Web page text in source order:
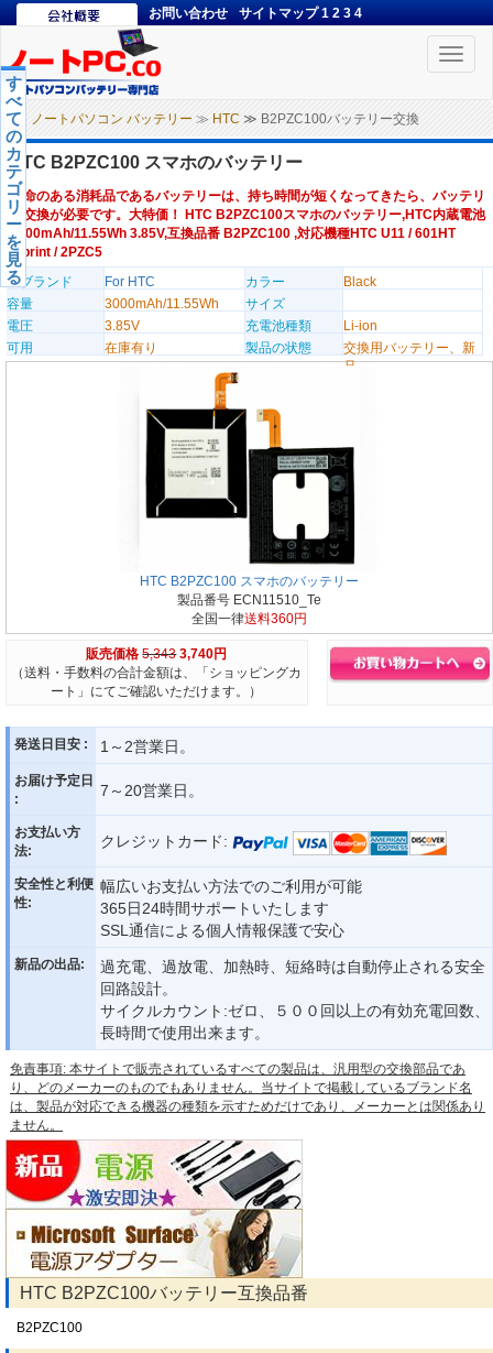
お問い合わせ サイトマップ 1 2 3 4
Toggle
ノートパソコン バッテリー ≫ HTC ≫ B2PZC100バッテリー交換
す
べ
て
の
カ
テ
ゴ
リ
ー
を
見
る
HTC B2PZC100 スマホのバッテリー
寿命のある消耗品であるバッテリーは、持ち時間が短くなってきたら、バッテリ
ー交換が必要です。大特価！ HTC B2PZC100スマホのバッテリー,HTC内蔵電池
3000mAh/11.55Wh 3.85V,互換品番 B2PZC100 ,対応機種HTC U11 / 601HT
/Sprint / 2PZC5
のブランド
For HTC カラー
Black
容量
3000mAh/11.55Wh
サイズ
電圧
3.85V 充電池種類
Li-ion
可用
在庫有り 製品の状態
交換用バッテリー、新
品
HTC B2PZC100 スマホのバッテリー
製品番号 ECN11510_Te
全国一律送料360円
販売価格 5,343 3,740円
（送料・手数料の合計金額は、「ショッピングカ
ート」にてご確認いただけます。）
発送日目安 : 1～2営業日。
お届け予定日
:
7～20営業日。
お支払い方
法:
クレジットカード:
安全性と利便
性:
幅広いお支払い方法でのご利用が可能
365日24時間サポートいたします
SSL通信による個人情報保護で安心
新品の出品:
過充電、過放電、加熱時、短絡時は自動停止される安全
回路設計。
サイクルカウント:ゼロ、５００回以上の有効充電回数、
長時間で使用出来ます。
免責事項: 本サイトで販売されているすべての製品は、汎用型の交換部品であ
り、どのメーカーのものでもありません。当サイトで掲載しているブランド名
は、製品が対応できる機器の種類を示すためだけであり、メーカーとは関係あり
ません。
HTC B2PZC100バッテリー互換品番
B2PZC100